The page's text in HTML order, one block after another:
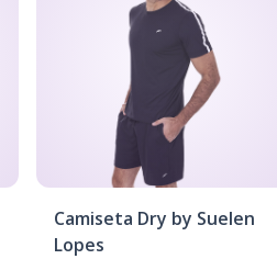
Camiseta Dry by Suelen
Lopes